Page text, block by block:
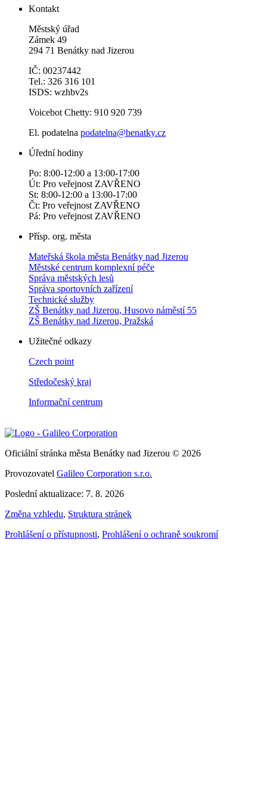
Kontakt
Městský úřad
Zámek 49
294 71 Benátky nad Jizerou
IČ: 00237442
Tel.: 326 316 101
ISDS: wzhbv2s
Voicebot Chetty: 910 920 739
El. podatelna podatelna@benatky.cz
Úřední hodiny
Po: 8:00-12:00 a 13:00-17:00
Út: Pro veřejnost ZAVŘENO
St: 8:00-12:00 a 13:00-17:00
Čt: Pro veřejnost ZAVŘENO
Pá: Pro veřejnost ZAVŘENO
Přísp. org. města
Mateřská škola města Benátky nad Jizerou
Městské centrum komplexní péče
Správa městských lesů
Správa sportovních zařízení
Technické služby
ZŠ Benátky nad Jizerou, Husovo náměstí 55
ZŠ Benátky nad Jizerou, Pražská
Užitečné odkazy
Czech point
Středočeský kraj
Informační centrum
Oficiální stránka města Benátky nad Jizerou © 2026
Provozovatel Galileo Corporation s.r.o.
Poslední aktualizace: 7. 8. 2026
Změna vzhledu, Struktura stránek
Prohlášení o přístupnosti, Prohlášení o ochraně soukromí